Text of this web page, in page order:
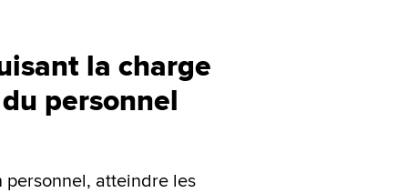
la charge
personnel
personnel, atteindre les